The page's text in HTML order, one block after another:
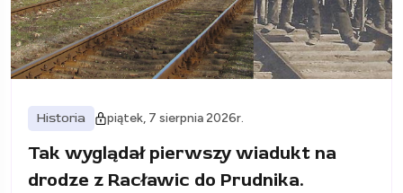
Historia piątek, 7 sierpnia 2026r.
Tak wyglądał pierwszy wiadukt na
drodze z Racławic do Prudnika.